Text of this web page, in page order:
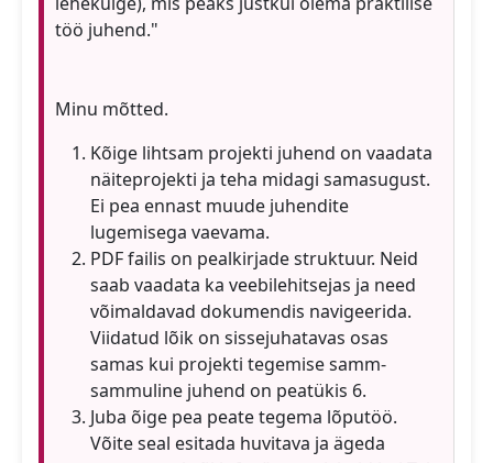
töö juhend."
Minu mõtted.
Kõige lihtsam projekti juhend on vaadata
näiteprojekti ja teha midagi samasugust.
Ei pea ennast muude juhendite
lugemisega vaevama.
PDF failis on pealkirjade struktuur. Neid
saab vaadata ka veebilehitsejas ja need
võimaldavad dokumendis navigeerida.
Viidatud lõik on sissejuhatavas osas
samas kui projekti tegemise samm-
sammuline juhend on peatükis 6.
Juba õige pea peate tegema lõputöö.
Võite seal esitada huvitava ja ägeda